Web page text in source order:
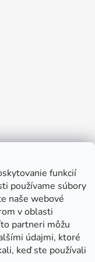
funkcií
používame súbory
naše webové
v oblasti
partneri môžu
údajmi, ktoré
keď ste používali